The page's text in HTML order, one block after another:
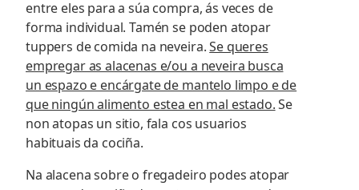
entre eles para a súa compra, ás veces de
forma individual. Tamén se poden atopar
tuppers de comida na neveira.Se queres
empregar as alacenas e/ou a neveira busca
un espazo e encárgate de mantelo limpo e de
que ningún alimento estea en mal estado.Se
non atopas un sitio, fala cos usuarios
habituais da cociña.
Na alacena sobre o fregadeiro podes atopar